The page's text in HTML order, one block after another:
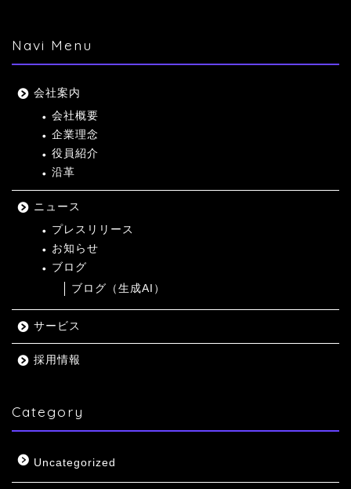
Navi Menu
会社案内
会社概要
企業理念
役員紹介
沿革
ニュース
プレスリリース
お知らせ
ブログ
ブログ（生成AI）
サービス
採用情報
Category
Uncategorized